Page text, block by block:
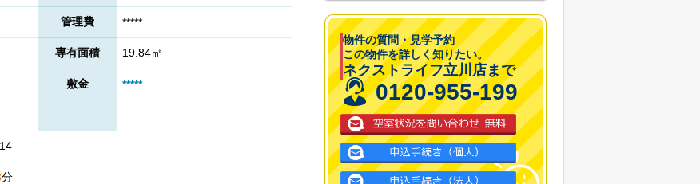
管理費 *****
専有面積 19.84㎡
敷金 *****
分
物件の質問・見学予約
この物件を詳しく知りたい。
ネクストライフ立川店まで
0120-955-199